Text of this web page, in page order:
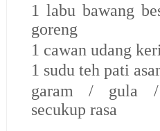
1 labu bawang
goreng
1 cawan udang
1 sudu teh pati
garam / gula /
secukup rasa